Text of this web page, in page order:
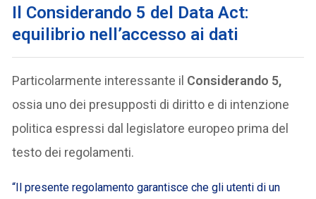
Il Considerando 5 del Data Act:
equilibrio nell’accesso ai dati
Particolarmente interessante il Considerando 5,
ossia uno dei presupposti di diritto e di intenzione
politica espressi dal legislatore europeo prima del
testo dei regolamenti.
“Il presente regolamento garantisce che gli utenti di un